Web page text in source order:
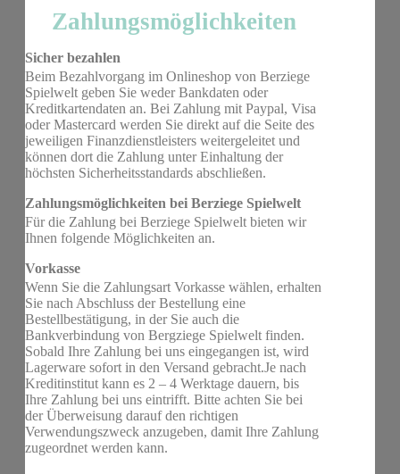
Zahlungsmöglichkeiten
Sicher bezahlen
Beim Bezahlvorgang im Onlineshop von Berziege
Spielwelt geben Sie weder Bankdaten oder
Kreditkartendaten an. Bei Zahlung mit Paypal, Visa
oder Mastercard werden Sie direkt auf die Seite des
jeweiligen Finanzdienstleisters weitergeleitet und
können dort die Zahlung unter Einhaltung der
höchsten Sicherheitsstandards abschließen.
Zahlungsmöglichkeiten bei Berziege Spielwelt
Für die Zahlung bei Berziege Spielwelt bieten wir
Ihnen folgende Möglichkeiten an.
Vorkasse
Wenn Sie die Zahlungsart Vorkasse wählen, erhalten
Sie nach Abschluss der Bestellung eine
Bestellbestätigung, in der Sie auch die
Bankverbindung von Bergziege Spielwelt finden.
Sobald Ihre Zahlung bei uns eingegangen ist, wird
Lagerware sofort in den Versand gebracht.Je nach
Kreditinstitut kann es 2 – 4 Werktage dauern, bis
Ihre Zahlung bei uns eintrifft. Bitte achten Sie bei
der Überweisung darauf den richtigen
Verwendungszweck anzugeben, damit Ihre Zahlung
zugeordnet werden kann.